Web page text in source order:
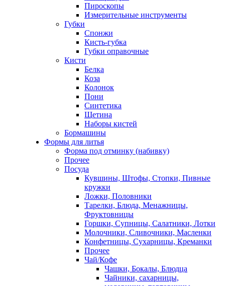
Пироскопы
Измерительные инструменты
Губки
Спонжи
Кисть-губка
Губки оправочные
Кисти
Белка
Коза
Колонок
Пони
Синтетика
Щетина
Наборы кистей
Бормашины
Формы для литья
Форма под отминку (набивку)
Прочее
Посуда
Кувшины, Штофы, Стопки, Пивные
кружки
Ложки, Половники
Тарелки, Блюда, Менажницы,
Фруктовницы
Горшки, Супницы, Салатники, Лотки
Молочники, Сливочники, Масленки
Конфетницы, Сухарницы, Креманки
Прочее
Чай/Кофе
Чашки, Бокалы, Блюдца
Чайники, сахарницы,